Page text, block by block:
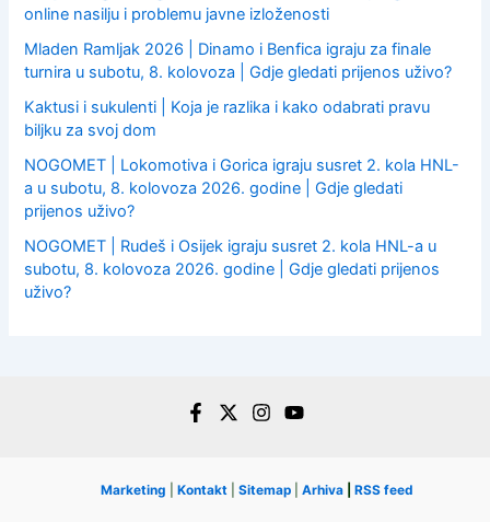
online nasilju i problemu javne izloženosti
Mladen Ramljak 2026 | Dinamo i Benfica igraju za finale
turnira u subotu, 8. kolovoza | Gdje gledati prijenos uživo?
Kaktusi i sukulenti | Koja je razlika i kako odabrati pravu
biljku za svoj dom
NOGOMET | Lokomotiva i Gorica igraju susret 2. kola HNL-
a u subotu, 8. kolovoza 2026. godine | Gdje gledati
prijenos uživo?
NOGOMET | Rudeš i Osijek igraju susret 2. kola HNL-a u
subotu, 8. kolovoza 2026. godine | Gdje gledati prijenos
uživo?
Marketing Kontakt Sitemap Arhiva RSS feed